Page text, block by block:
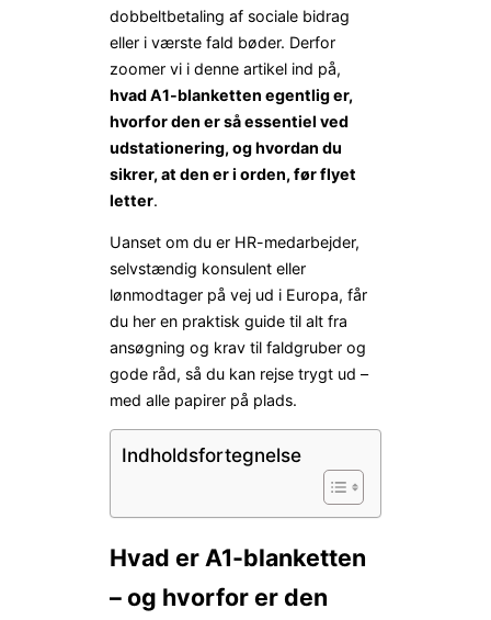
dobbeltbetaling af sociale bidrag
eller i værste fald bøder. Derfor
zoomer vi i denne artikel ind på,
hvad A1-blanketten egentlig er,
hvorfor den er så essentiel ved
udstationering, og hvordan du
sikrer, at den er i orden, før flyet
letter.
Uanset om du er HR-medarbejder,
selvstændig konsulent eller
lønmodtager på vej ud i Europa, får
du her en praktisk guide til alt fra
ansøgning og krav til faldgruber og
gode råd, så du kan rejse trygt ud –
med alle papirer på plads.
Indholdsfortegnelse
Hvad er A1-blanketten
– og hvorfor er den